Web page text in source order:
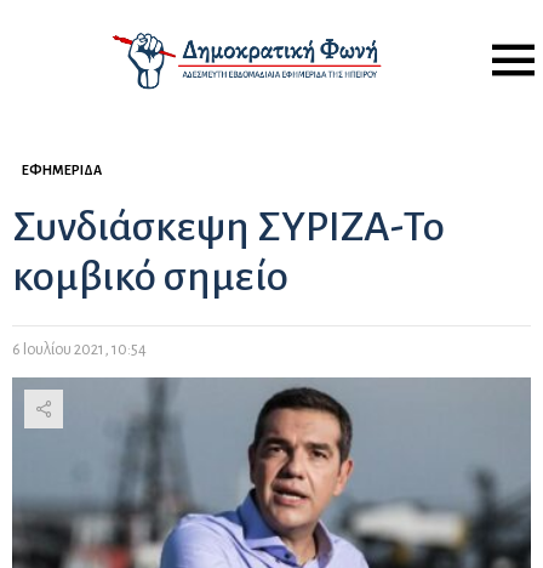
Menu
ΕΦΗΜΕΡΊΔΑ
Συνδιάσκεψη ΣΥΡΙΖΑ-Το
κομβικό σημείο
6 Ιουλίου 2021, 10:54